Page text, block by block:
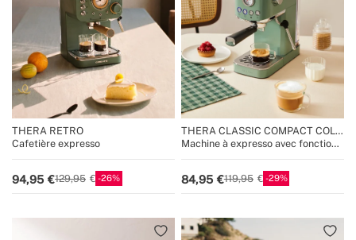
THERA RETRO
Cafetière expresso
94,95 129,95 26
THERA CLASSIC COMPACT COLD
BREW
Machine à expresso avec fonction
84,95 119,95 29